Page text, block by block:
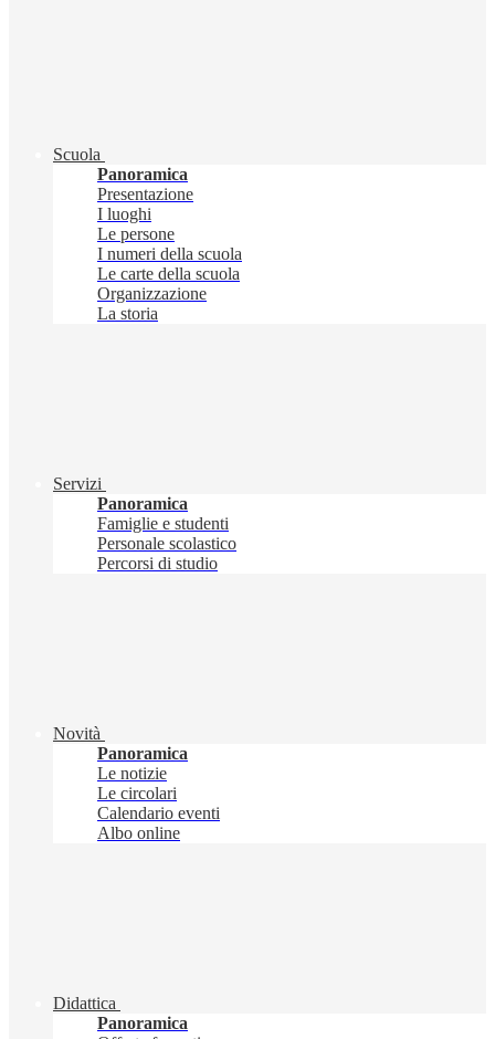
Scuola
Panoramica
Presentazione
I luoghi
Le persone
I numeri della scuola
Le carte della scuola
Organizzazione
La storia
Servizi
Panoramica
Famiglie e studenti
Personale scolastico
Percorsi di studio
Novità
Panoramica
Le notizie
Le circolari
Calendario eventi
Albo online
Didattica
Panoramica